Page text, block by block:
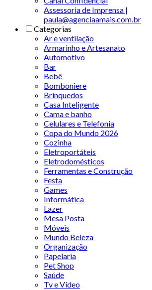
Assessoria de Imprensa |
paula@agenciaamais.com.br
Categorias
Ar e ventilação
Armarinho e Artesanato
Automotivo
Bar
Bebê
Bomboniere
Brinquedos
Casa Inteligente
Cama e banho
Celulares e Telefonia
Copa do Mundo 2026
Cozinha
Eletroportáteis
Eletrodomésticos
Ferramentas e Construção
Festa
Games
Informática
Lazer
Mesa Posta
Móveis
Mundo Beleza
Organização
Papelaria
Pet Shop
Saúde
Tv e Vídeo